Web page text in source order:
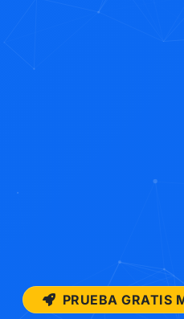
PRUEBA GRATIS